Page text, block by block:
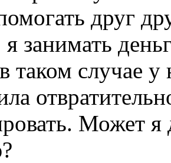
друг
занимать
таком случае у
Может я